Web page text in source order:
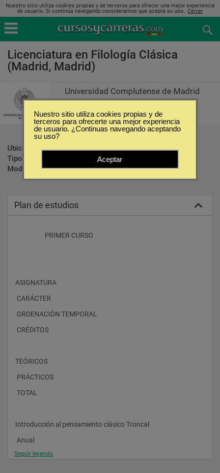
Nuestro sitio utiliza cookies propias y de terceros para ofrecer una mejor experiencia
de usuario. Si continúa navegando consideramos que acepta su uso.. Cerrar
Licenciatura en Filología Clásica
(Madrid, Madrid)
Universidad Complutense de Madrid
Ubicación:
Madrid - Madrid
Tipo:
Carreras Universitarias
Modalidad:
Presencial
Plan de estudios
                    PRIMER CURSO
ASIGNATURA
CARÁCTER
ORDENACIÓN TEMPORAL
CRÉDITOS
TEÓRICOS
PRÁCTICOS
TOTAL
Introducción al pensamiento clásico Troncal
Anual
8
Seguir leyendo
Nuestro sitio utiliza cookies propias y de
terceros para ofrecerte una mejor experiencia
de usuario. ¿Continuas navegando aceptando
su uso?
Aceptar